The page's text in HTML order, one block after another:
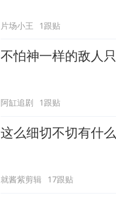
片场小王 1跟贴
不怕神一样的敌人
阿缸追剧 1跟贴
这么细切不切有什
就酱紫剪辑 17跟贴